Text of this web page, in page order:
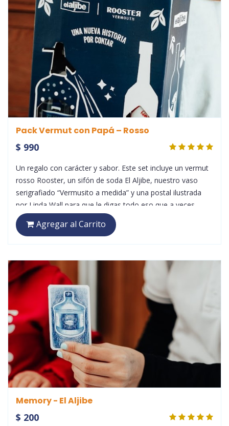
Pack Vermut con Papá – Rosso
$ 990
Un regalo con carácter y sabor. Este set incluye un vermut
rosso Rooster, un sifón de soda El Aljibe, nuestro vaso
serigrafiado “Vermusito a medida” y una postal ilustrada
por Linda Wall para que le digas todo eso que a veces
cuesta decir. Ideal para compartir charlas, brindis y
momentos inolvidables.
Agregar al Carrito
Memory - El Aljibe
$ 200